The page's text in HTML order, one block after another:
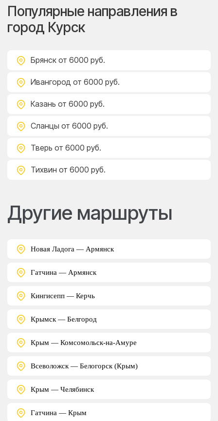
Популярные направления в
город Курск
Брянск от 6000 руб.
Ивангород от 6000 руб.
Казань от 6000 руб.
Сланцы от 6000 руб.
Тверь от 6000 руб.
Тихвин от 6000 руб.
Другие маршруты
Новая Ладога — Армянск
Гатчина — Армянск
Кингисепп — Керчь
Крымск — Белгород
Крым — Комсомольск-на-Амуре
Всеволожск — Белогорск (Крым)
Крым — Челябинск
Гатчина — Крым